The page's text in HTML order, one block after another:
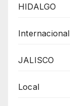
HIDALGO
Internacional
JALISCO
Local